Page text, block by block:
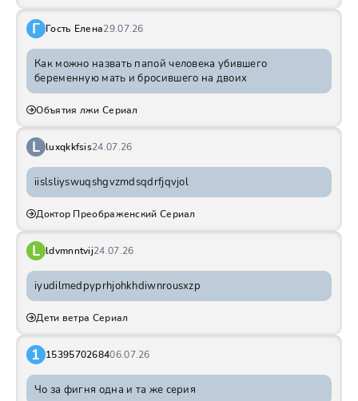
Г Гость Елена29.07.26
Как можно назвать папой человека убившего
беременную мать и бросившего на двоих
Объятия лжи Сериал
L luxqkkfsis24.07.26
iislsliyswuqshgvzmdsqdrfjqvjol
Доктор Преображенский Сериал
L ldvmnntvij24.07.26
iyudilmedpyprhjohkhdiwnrousxzp
Дети ветра Сериал
1 1539570268406.07.26
Чо за фигня одна и та же серия